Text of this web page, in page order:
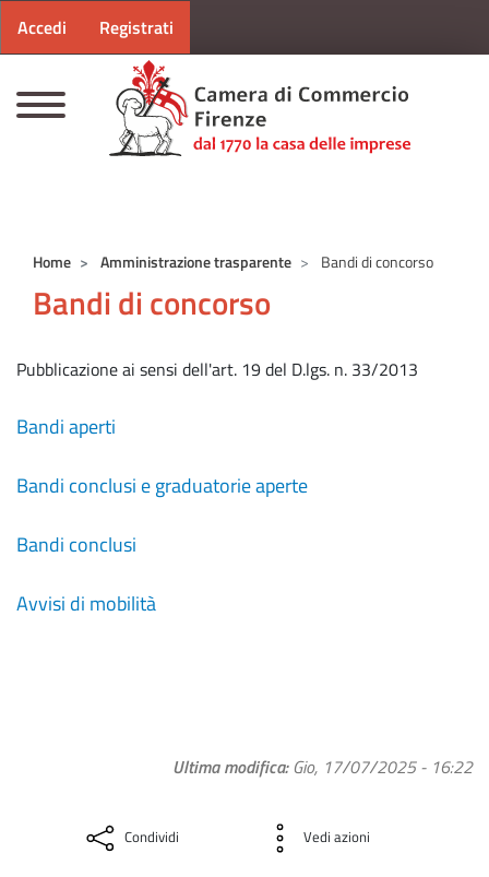
Menu profilo utente
Accedi Registrati
Home Amministrazione trasparente Bandi di concorso
Bandi di concorso
Pubblicazione ai sensi dell'art. 19 del D.lgs. n. 33/2013
Bandi aperti
Bandi conclusi e graduatorie aperte
Bandi conclusi
Avvisi di mobilità
Ultima modifica Gio, 17/07/2025 - 16:22
Condividi Vedi azioni